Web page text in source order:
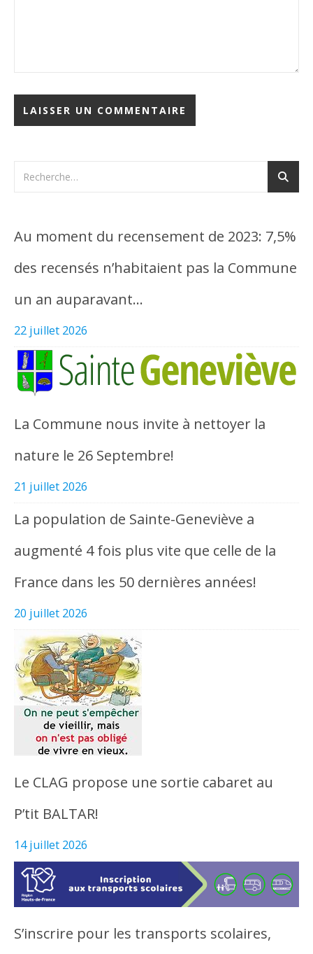
Au moment du recensement de 2023: 7,5%
des recensés n’habitaient pas la Commune
un an auparavant…
22 juillet 2026
La Commune nous invite à nettoyer la
nature le 26 Septembre!
21 juillet 2026
La population de Sainte-Geneviève a
augmenté 4 fois plus vite que celle de la
France dans les 50 dernières années!
20 juillet 2026
Le CLAG propose une sortie cabaret au
P’tit BALTAR!
14 juillet 2026
S’inscrire pour les transports scolaires,